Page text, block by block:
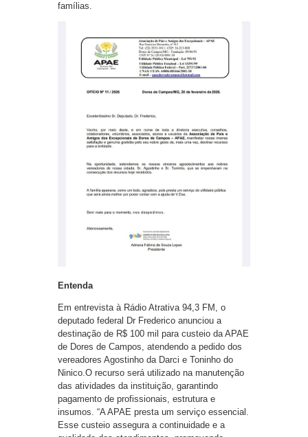
famílias.
Entenda
Em entrevista à Rádio Atrativa 94,3 FM, o
deputado federal Dr Frederico anunciou a
destinação de R$ 100 mil para custeio da APAE
de Dores de Campos, atendendo a pedido dos
vereadores Agostinho da Darci e Toninho do
Ninico.O recurso será utilizado na manutenção
das atividades da instituição, garantindo
pagamento de profissionais, estrutura e
insumos. “A APAE presta um serviço essencial.
Esse custeio assegura a continuidade e a